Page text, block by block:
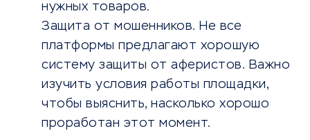
нужных товаров.
Защита от мошенников. Не все
платформы предлагают хорошую
систему защиты от аферистов. Важно
изучить условия работы площадки,
чтобы выяснить, насколько хорошо
проработан этот момент.